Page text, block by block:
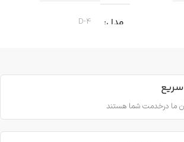
مدل D-4
مناسب برای کارهای عمودی، افقی و
زاویه‌ای روی طناب